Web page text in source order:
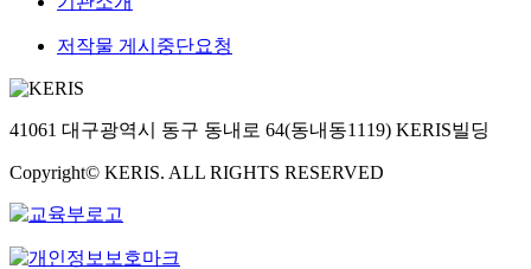
저작물 게시중단요청
41061 대구광역시 동구 동내로 64(동내동1119) KERIS빌딩
Copyright© KERIS. ALL RIGHTS RESERVED